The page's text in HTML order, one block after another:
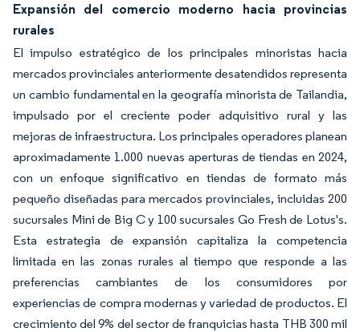
Expansión del comercio moderno hacia provincias
rurales
El impulso estratégico de los principales minoristas hacia
mercados provinciales anteriormente desatendidos representa
un cambio fundamental en la geografía minorista de Tailandia,
impulsado por el creciente poder adquisitivo rural y las
mejoras de infraestructura. Los principales operadores planean
aproximadamente 1.000 nuevas aperturas de tiendas en 2024,
con un enfoque significativo en tiendas de formato más
pequeño diseñadas para mercados provinciales, incluidas 200
sucursales Mini de Big C y 100 sucursales Go Fresh de Lotus's.
Esta estrategia de expansión capitaliza la competencia
limitada en las zonas rurales al tiempo que responde a las
preferencias cambiantes de los consumidores por
experiencias de compra modernas y variedad de productos. El
crecimiento del 9% del sector de franquicias hasta THB 300 mil